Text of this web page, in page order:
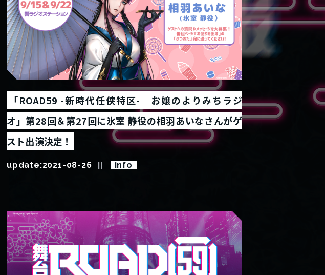
「ROAD59 -新時代任侠特区- お嬢のよりみちラジ
オ」第28回＆第27回に氷室 静役の相羽あいなさんがゲ
スト出演決定！
update:2021-08-26 info